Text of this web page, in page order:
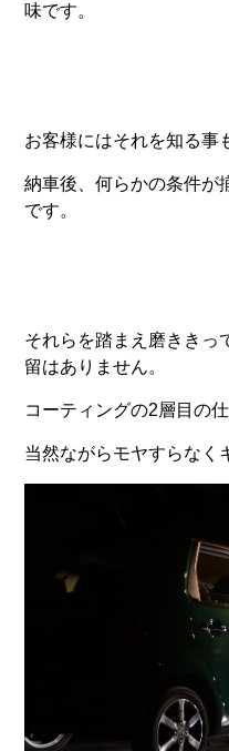
味です。
お客様にはそれを知る事
納車後、何らかの条件が
です。
それらを踏まえ磨ききっ
留はありません。
コーティングの2層目の
当然ながらモヤすらなく